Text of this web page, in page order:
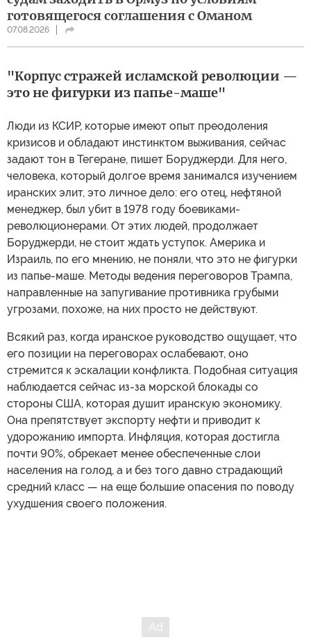
готовящегося соглашения с Оманом
07.08.2026
"Корпус стражей исламской революции —
это не фигурки из папье-маше"
Люди из КСИР, которые имеют опыт преодоления
кризисов и обладают инстинктом выживания, сейчас
задают тон в Тегеране, пишет Боруджерди. Для него,
человека, который долгое время занимался изучением
иранских элит, это личное дело: его отец, нефтяной
менеджер, был убит в 1978 году боевиками-
революционерами. От этих людей, продолжает
Боруджерди, не стоит ждать уступок. Америка и
Израиль, по его мнению, не поняли, что это не фигурки
из папье-маше. Методы ведения переговоров Трампа,
направленные на запугивание противника грубыми
угрозами, похоже, на них просто не действуют.
Всякий раз, когда иранское руководство ощущает, что
его позиции на переговорах ослабевают, оно
стремится к эскалации конфликта. Подобная ситуация
наблюдается сейчас из-за морской блокады со
стороны США, которая душит иранскую экономику.
Она препятствует экспорту нефти и приводит к
удорожанию импорта. Инфляция, которая достигла
почти 90%, обрекает менее обеспеченные слои
населения на голод, а и без того давно страдающий
средний класс — на еще большие опасения по поводу
ухудшения своего положения.